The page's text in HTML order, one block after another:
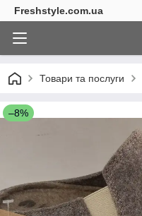
Freshstyle.com.ua
Товари та послуги
–8%